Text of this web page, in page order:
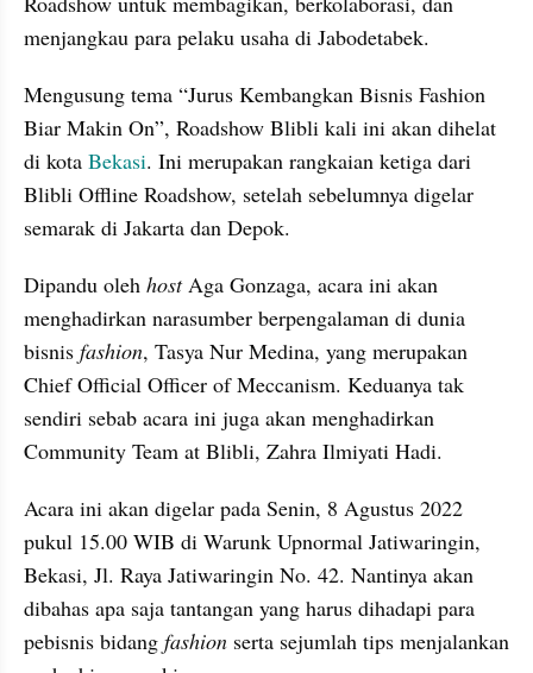
menjangkau para pelaku usaha di Jabodetabek.
Mengusung tema “Jurus Kembangkan Bisnis Fashion
Biar Makin On”, Roadshow Blibli kali ini akan dihelat
di kota Bekasi. Ini merupakan rangkaian ketiga dari
Blibli Offline Roadshow, setelah sebelumnya digelar
semarak di Jakarta dan Depok.
Dipandu oleh host Aga Gonzaga, acara ini akan
menghadirkan narasumber berpengalaman di dunia
bisnis fashion, Tasya Nur Medina, yang merupakan
Chief Official Officer of Meccanism. Keduanya tak
sendiri sebab acara ini juga akan menghadirkan
Community Team at Blibli, Zahra Ilmiyati Hadi.
Acara ini akan digelar pada Senin, 8 Agustus 2022
pukul 15.00 WIB di ﻿Warunk Upnormal Jatiwaringin,
Bekasi, Jl. Raya Jatiwaringin No. 42. Nantinya akan
dibahas apa saja tantangan yang harus dihadapi para
pebisnis bidang fashion serta sejumlah tips menjalankan